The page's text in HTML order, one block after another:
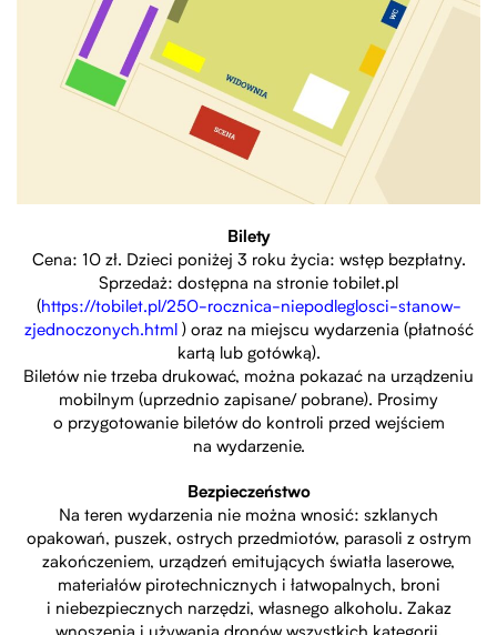
Bilety
Cena: 10 zł. Dzieci poniżej 3 roku życia: wstęp bezpłatny.
Sprzedaż: dostępna na stronie tobilet.pl
(https://tobilet.pl/250-rocznica-niepodleglosci-stanow-
zjednoczonych.html ) oraz na miejscu wydarzenia (płatność
kartą lub gotówką).
Biletów nie trzeba drukować, można pokazać na urządzeniu
mobilnym (uprzednio zapisane/ pobrane). Prosimy
o przygotowanie biletów do kontroli przed wejściem
na wydarzenie.
Bezpieczeństwo
Na teren wydarzenia nie można wnosić: szklanych
opakowań, puszek, ostrych przedmiotów, parasoli z ostrym
zakończeniem, urządzeń emitujących światła laserowe,
materiałów pirotechnicznych i łatwopalnych, broni
i niebezpiecznych narzędzi, własnego alkoholu. Zakaz